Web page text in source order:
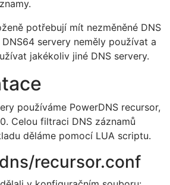
potřebují mít nezměněné DNS
servery neměly používat a
jakékoliv jiné DNS servery.
používáme PowerDNS recursor,
Celou filtraci DNS záznamů
děláme pomocí LUA scriptu.
recursor.conf